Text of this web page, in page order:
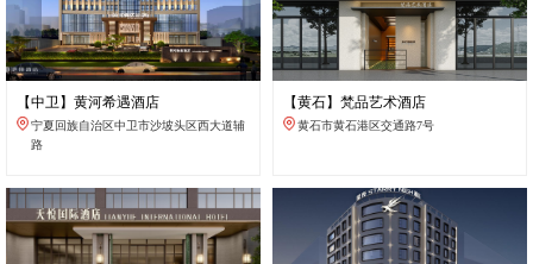
【中卫】黄河希遇酒店
宁夏回族自治区中卫市沙坡头区西大道辅
路
【黄石】梵品艺术酒店
黄石市黄石港区交通路7号